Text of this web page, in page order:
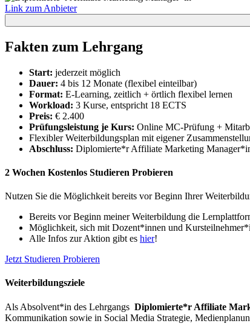
Link zum Anbieter
Fakten zum Lehrgang
Start: jederzeit möglich
Dauer: 4 bis 12 Monate (flexibel einteilbar)
Format: E-Learning, zeitlich + örtlich flexibel lernen
Workload: 3 Kurse, entspricht 18 ECTS
Preis: € 2.400
Prüfungsleistung je Kurs: Online MC-Prüfung +
Flexibler Weiterbildungsplan mit eigener
Abschluss: Diplomierte*r Affiliate Marketing
2 Wochen Kostenlos Studieren Probieren
Nutzen Sie die Möglichkeit bereits vor Beginn Ihrer
Bereits vor Beginn meiner Weiterbildung die
Möglichkeit, sich mit Dozent*innen und
Alle Infos zur Aktion gibt es hier!
Jetzt Studieren Probieren
Weiterbildungsziele
Als Absolvent*in des Lehrgangs Diplomierte*r Affiliate
Kommunikation sowie in Social Media Strategie,